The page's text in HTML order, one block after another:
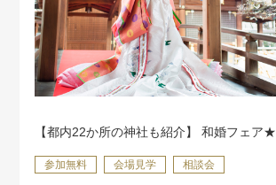
【都内22か所の神社も紹介】 和婚フェア★
参加無料 会場見学 相談会